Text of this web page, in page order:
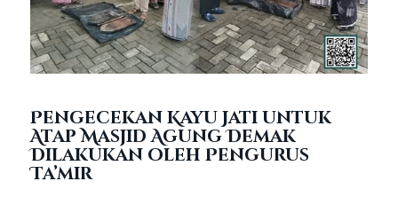
Pengecekan Kayu Jati untuk
Atap Masjid Agung Demak
Dilakukan oleh Pengurus
Ta’mir